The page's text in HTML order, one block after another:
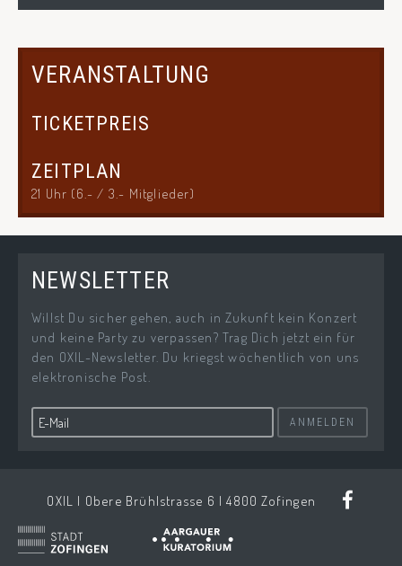
VERANSTALTUNG
TICKETPREIS
ZEITPLAN
21 Uhr (6.- / 3.- Mitglieder)
NEWSLETTER
Willst Du sicher gehen, auch in Zukunft kein Konzert
und keine Party zu verpassen? Trag Dich jetzt ein für
den OXIL-Newsletter. Du kriegst wöchentlich von uns
elektronische Post.
ANMELDEN
OXIL | Obere Brühlstrasse 6 | 4800 Zofingen